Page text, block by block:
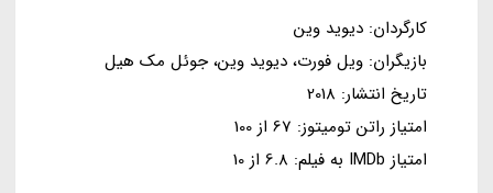
کارگردان: دیوید وین
بازیگران: ویل فورت، دیوید وین، جوئل مک هیل
تاریخ انتشار: 2018
امتیاز راتن تومیتوز: 67 از 100
امتیاز IMDb به فیلم: 6.8 از 10